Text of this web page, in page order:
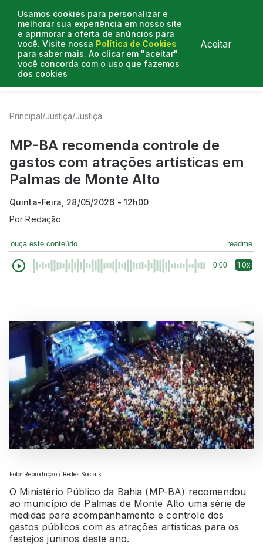
Usamos cookies para personalizar e
melhorar sua experiência em nosso site
e aprimorar a oferta de anúncios para
você. Visite nossa Política de Cookies
para saber mais. Ao clicar em "aceitar"
você concorda com o uso que fazemos
dos cookies
Aceitar
Entrevistas
Principal/Justiça/Justiça
MP-BA recomenda controle de
gastos com atrações artísticas em
Palmas de Monte Alto
Quinta-Feira, 28/05/2026 - 12h00
PorRedação
ouça este conteúdo readme
0:00 1.0x
Foto: Reprodução / Redes Sociais
O Ministério Público da Bahia (MP-BA) recomendou
ao município de Palmas de Monte Alto uma série de
medidas para acompanhamento e controle dos
gastos públicos com as atrações artísticas para os
festejos juninos deste ano.